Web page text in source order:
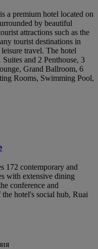
a premium hotel located on
by beautiful
attractions such as the
tourist destinations in
travel. The hotel
and 2 Penthouse, 3
Grand Ballroom, 6
Rooms, Swimming Pool,
172 contemporary and
with extensive dining
conference and
hotel's social hub, Ruai